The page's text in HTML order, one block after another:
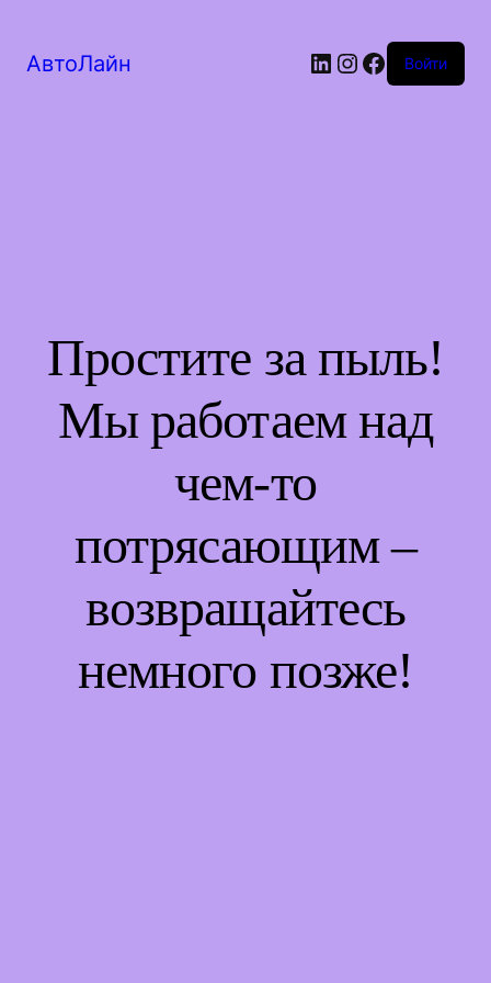
АвтоЛайн LinkedIn
Instagram
Facebook
Войти
Простите за пыль!
Мы работаем над
чем-то
потрясающим –
возвращайтесь
немного позже!